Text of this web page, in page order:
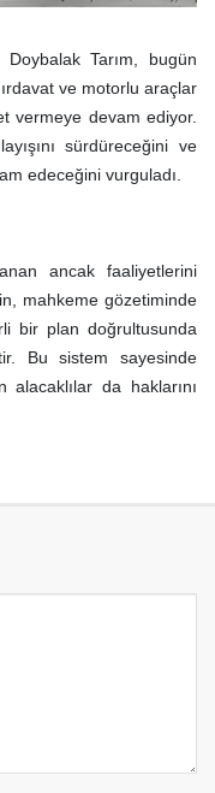
Doybalak Tarım, bugün
ve motorlu araçlar
vermeye devam ediyor.
sürdüreceğini ve
edeceğini vurguladı.
ancak faaliyetlerini
mahkeme gözetiminde
bir plan doğrultusunda
Bu sistem sayesinde
da haklarını